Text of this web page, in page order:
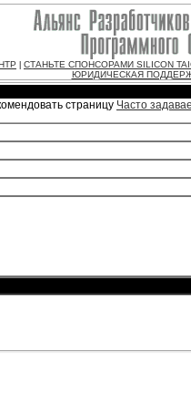
СТАНЬТЕ СПОНСОРАМИ SILICON
ЮРИДИЧЕСКАЯ
страницу Часто